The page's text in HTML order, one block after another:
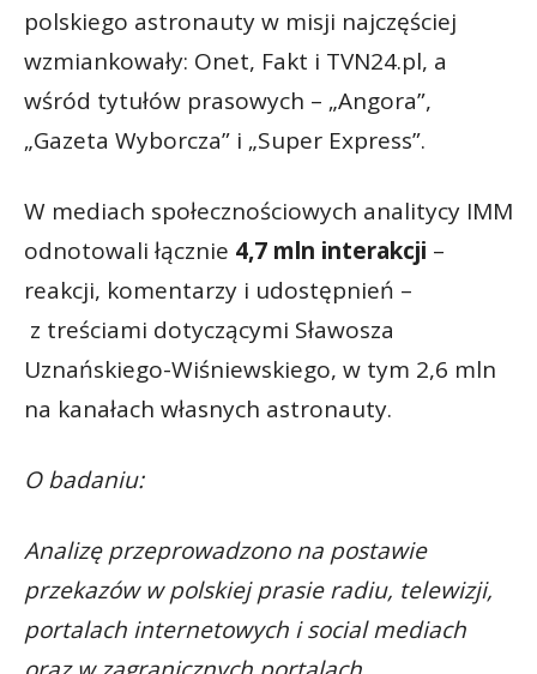
polskiego astronauty w misji najczęściej
wzmiankowały: Onet, Fakt i TVN24.pl, a
wśród tytułów prasowych – „Angora”,
„Gazeta Wyborcza” i „Super Express”.
W mediach społecznościowych analitycy IMM
odnotowali łącznie 4,7 mln interakcji –
reakcji, komentarzy i udostępnień –
z treściami dotyczącymi Sławosza
Uznańskiego-Wiśniewskiego, w tym 2,6 mln
na kanałach własnych astronauty.
O badaniu:
Analizę przeprowadzono na postawie
przekazów w polskiej prasie radiu, telewizji,
portalach internetowych i social mediach